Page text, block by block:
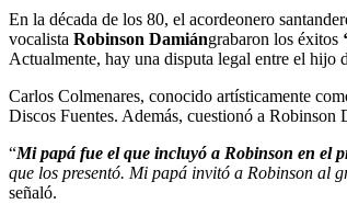
En la década de los 80, el acordeonero
vocalista Robinson Damiángrabaron los éxitos
Actualmente, hay una disputa legal entre el hijo
Carlos Colmenares, conocido artísticamente
Discos Fuentes. Además, cuestionó a
“Mi papá fue el que incluyó a Robinson en el
que los presentó. Mi papá invitó a Robinson al
señaló.